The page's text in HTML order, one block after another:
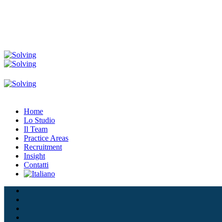
Home
Lo Studio
Il Team
Practice Areas
Recruitment
Insight
Contatti